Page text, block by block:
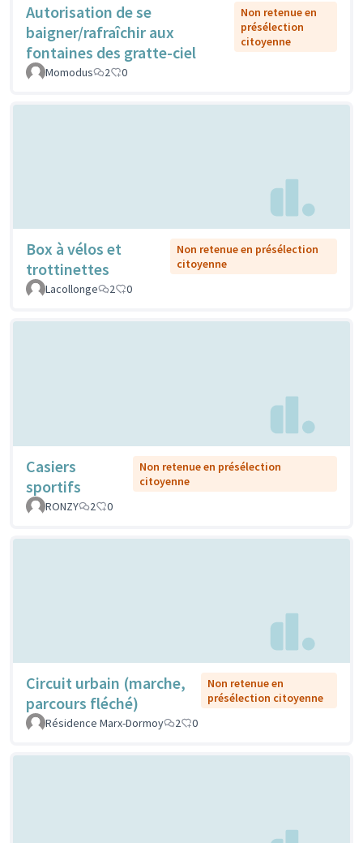
Autorisation de se
baigner/rafraîchir aux
fontaines des gratte-ciel
Non retenue en
présélection
citoyenne
Momodus 2 0
Box à vélos et
trottinettes
Non retenue en présélection
citoyenne
Lacollonge
2 0
Casiers
sportifs
Non retenue en présélection
citoyenne
RONZY
2 0
Circuit urbain (marche,
parcours fléché)
Non retenue en
présélection citoyenne
Résidence Marx-Dormoy
2 0